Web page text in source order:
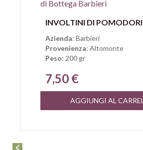
Anteprima
Azienda: Barbieri
Provenienza: Altomonte
Peso: 200 gr
7,50 €
AGGIUNGI AL